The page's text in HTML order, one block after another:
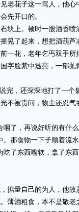
花子这一骂人，他心
先开口的。
上。顿时一股酒香喷
晃了起来，想把酒葫芦
花，老年乞丐双手所
字脸紫中透亮，一部
，还深深地打了一个
被责问，物主还忍气
了，再说好听的有什
那食物一下子顺着流水
了东西嘴软，拿了东
量自己的为人，他故
薄酒粗食，本不是敬